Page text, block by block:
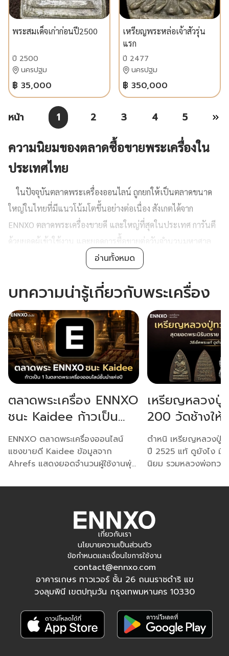
พระสมเด็จเก่าก่อนปี2500
ปี 2500
นครปฐม
฿ 35,000
เหรียญพระหล่อเจ้าสัวรุ่น
แรก
ปี 2477
นครปฐม
฿ 350,000
หน้า 1 2 3 4 5
ความนิยมของตลาดซื้อขายพระเครื่องใน
ประเทศไทย
ในปัจจุบันตลาดพระเครื่องออนไลน์ ถูกยกให้เป็นตลาดขนาด
ใหญ่ในไทยที่มีแนวโน้มโตขึ้นอย่างต่อเนื่อง สังเกตได้จาก
ENNXO ตลาดพระเครื่องขายดี และใหญ่ที่สุดในประเทศ การันตี
ด้วยยอดผู้เข้าใช้งาน และยอดการซื้อขายต่อวันจำนวนมหาศาล
แล้วพระเครื่องเกิดขึ้นได้อย่างไร ทำไมพระเครื่องขายดี และได้
รับความนิยมมาก? โดยการเกิดขึ้นของพระเครื่องนั้นมีมายาวนาน
เริ่มต้นมาจากการทำพระพิมพ์ ซึ่งเป็นพระพุทธรูปที่มีขนาดเล็ก
ประกอบกับได้รับอิทธิพลเรื่องศาสนาและความเชื่อที่มีการบูชา
เครื่องรางของขลังเข้ามา ทำให้เกิดวิวัฒนาการกลายเป็นพระ
เครื่องในปัจจุบัน
ปัจจัยสำคัญที่ทำให้พระเครื่องขายดีและได้รับความนิยมจากคน
ทุกเพศทุกวัย มาจากคุณค่าทางพุทธศิลป์ที่งดงามตามแต่ละยุค
สมัย, กระแสความศรัทธาในพุทธคุณโดดเด่นครอบจักรวาล ไม่ว่า
จะเป็นเรื่องโชคลาภ แคล้วคลาดปลอดภัย ตลอดจนเรื่องธุรกิจ และ
ยังรวมไปถึงความเคารพต่อพระเกจิอาจารย์ในแต่ละท่าน ทำให้
ตลาดพระเครื่องยังคงคึกคักและขยายตัวอย่างไม่มีที่สิ้นสุด
สำหรับเหล่านักสะสมหรือใครที่อยากเริ่มซื้อขายพระในตลาด
พระเครื่องออนไลน์ เอ็นโซ่มีข้อมูลเบื้องต้นเกี่ยวกับวิธีดูพระเครื่อง
ขายดีที่นิยมซื้อหากันในตลาดโดยแบ่งเป็นประเภทพระเครื่อง
และประเภทเนื้อพระ มีดังนี้
ประเภทพระเครื่องขายดี นิยมเช่าหาสูง
ประเภทของพระเครื่องขายดีในปัจจุบันสามารถแบ่งออกเป็น 2
ประเภทใหญ่ๆ ด้วยกัน ดังนี้
อ่านทั้งหมด
บทความน่ารู้เกี่ยวกับพระเครื่อง
ตลาดพระเครื่อง ENNXO
ชนะ Kaidee ก้าวเป็น
อันดับ 1 ตลาดชั้นนำ
ENNXO ตลาดพระเครื่องออนไลน์
แซงขายดี Kaidee ข้อมูลจาก
Ahrefs แสดงยอดจำนวนผู้ใช้งานพุ่ง
เครื่อง ยอดนิยมขายดีที่เอ็นโซ่ ครบใน
เหรียญหลวงปู่
200 วัดช้างให้
ทุกพิมพ์นิยม
ตำหนิ เหรียญหลวงปู่
ปี 2525 แท้ ดูยังไง
นิยม รวมหลวงพ่อทวด
เล็ก เหรียญราคาล่าสุ
เกี่ยวกับเรา
นโยบายความเป็นส่วนตัว
ข้อกำหนดและเงื่อนไขการใช้งาน
contact@ennxo.com
อาคารเกษร ทาวเวอร์ ชั้น 26 ถนนราชดำริ แข
วงลุมพินี เขตปทุมวัน กรุงเทพมหานคร 10330